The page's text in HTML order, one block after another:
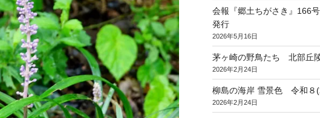
会報『郷土ちがさき』166
発行
2026年5月16日
茅ヶ崎の野鳥たち 北部丘
2026年2月24日
柳島の海岸 雪景色 令和８
2026年2月24日